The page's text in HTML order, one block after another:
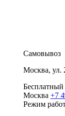
Самовывоз
Москва, ул.
Москва +7
Режим